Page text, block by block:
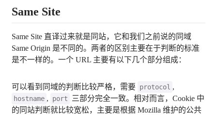
Same Site
Same Site 直译过来就是同站，它和我们之前说的同域
Same Origin 是不同的。两者的区别主要在于判断的标准
是不一样的。一个 URL 主要有以下几个部分组成：
可以看到同域的判断比较严格，需要 protocol ,
hostname , port
三部分完全一致。相对而言，Cookie 中
的同站判断就比较宽松，主要是根据 Mozilla 维护的公共